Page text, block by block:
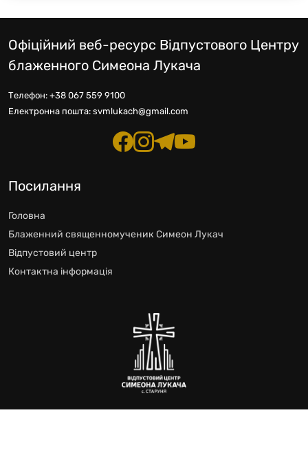
Офіційний веб-ресурс Відпустового Центру
блаженного Симеона Лукача
Телефон: +38 067 559 9100
Електронна пошта: svmlukach@gmail.com
Посилання
Головна
Блаженний священномученик Симеон Лукач
Відпустовий центр
Контактна інформація